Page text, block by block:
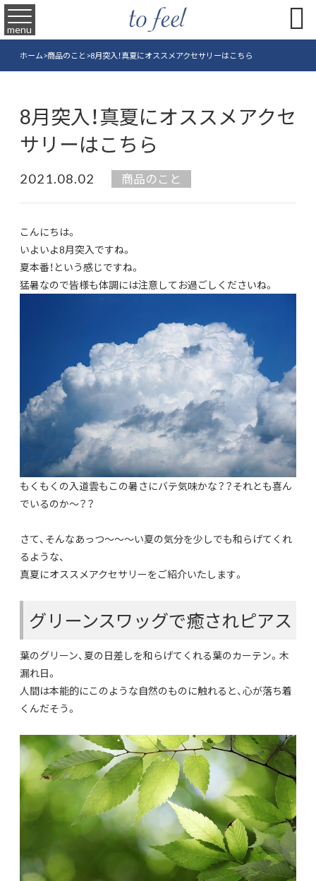
menu 
ホーム>商品のこと>8月突入！真夏にオススメアクセサリーはこちら
8月突入！真夏にオススメアクセ
サリーはこちら
2021.08.02 商品のこと
こんにちは。
いよいよ8月突入ですね。
夏本番！という感じですね。
猛暑なので皆様も体調には注意してお過ごしくださいね。
もくもくの入道雲もこの暑さにバテ気味かな？？それとも喜ん
でいるのか〜？？
さて、そんなあっつ〜〜〜い夏の気分を少しでも和らげてくれ
るような、
真夏にオススメアクセサリーをご紹介いたします。
グリーンスワッグで癒されピアス
葉のグリーン、夏の日差しを和らげてくれる葉のカーテン。木
漏れ日。
人間は本能的にこのような自然のものに触れると、心が落ち着
くんだそう。